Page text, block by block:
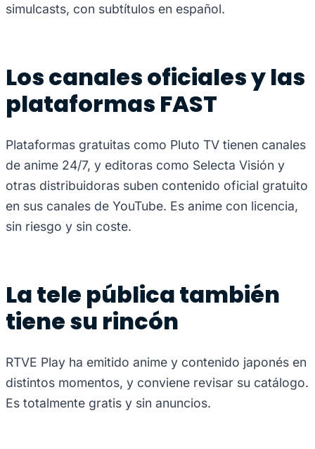
simulcasts, con subtítulos en español.
Los canales oficiales y las
plataformas FAST
Plataformas gratuitas como Pluto TV tienen canales
de anime 24/7, y editoras como Selecta Visión y
otras distribuidoras suben contenido oficial gratuito
en sus canales de YouTube. Es anime con licencia,
sin riesgo y sin coste.
La tele pública también
tiene su rincón
RTVE Play ha emitido anime y contenido japonés en
distintos momentos, y conviene revisar su catálogo.
Es totalmente gratis y sin anuncios.